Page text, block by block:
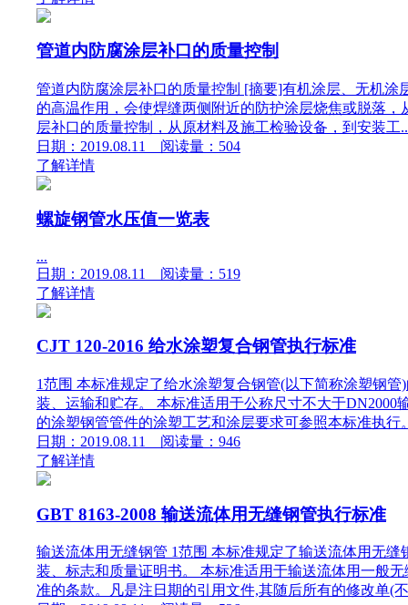
管道内防腐涂层补口的质量控制
管道内防腐涂层补口的质量控制 [摘要]有机涂层、无机
的高温作用，会使焊缝两侧附近的防护涂层烧焦或脱落
层补口的质量控制，从原材料及施工检验设备，到安装工
日期：2019.08.11 阅读量：504
了解详情
螺旋钢管水压值一览表
...
日期：2019.08.11 阅读量：519
了解详情
CJT 120-2016 给水涂塑复合钢管执行标准
1范围 本标准规定了给水涂塑复合钢管(以下简称涂塑钢
装、运输和贮存。 本标准适用于公称尺寸不大于
的涂塑钢管管件的涂塑工艺和涂层要求可参照本标准执行
日期：2019.08.11 阅读量：946
了解详情
GBT 8163-2008 输送流体用无缝钢管执行标准
输送流体用无缝钢管 1范围 本标准规定了输送流体用无
装、标志和质量证明书。 本标准适用于输送流体用一般
准的条款。凡是注日期的引用文件,其随后所有的修改单(